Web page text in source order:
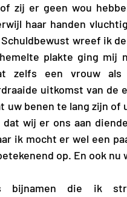
zij er geen wou
haar handen
Schuldbewust wreef ik
plakte ging mij
zelfs een vrouw
uitkomst van de
uw benen te lang zijn
dat wij er ons aan
ik mocht er wel een
op. En ook nu
bijnamen die ik